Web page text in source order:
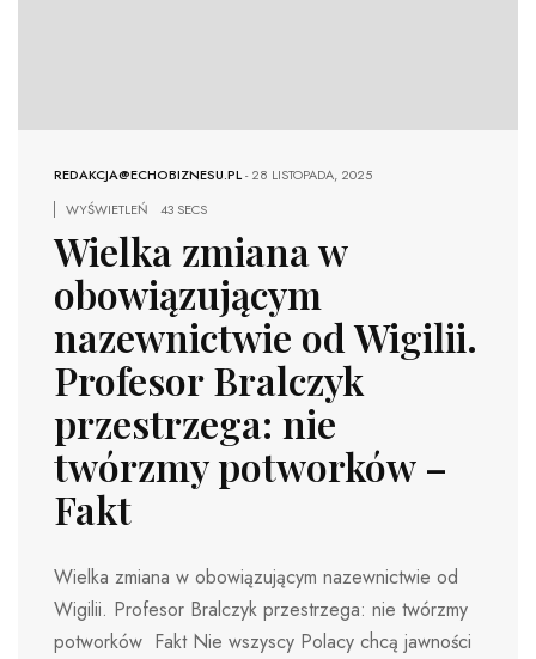
REDAKCJA@ECHOBIZNESU.PL-28 LISTOPADA, 2025
WYŚWIETLEŃ
43 SECS
Wielka zmiana w
obowiązującym
nazewnictwie od Wigilii.
Profesor Bralczyk
przestrzega: nie
twórzmy potworków –
Fakt
Wielka zmiana w obowiązującym nazewnictwie od
Wigilii. Profesor Bralczyk przestrzega: nie twórzmy
potworków Fakt Nie wszyscy Polacy chcą jawności